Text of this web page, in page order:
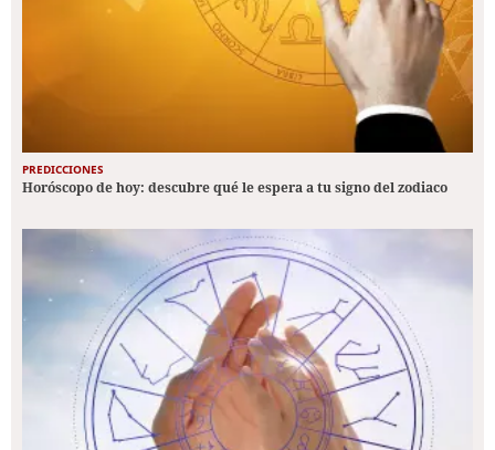
PREDICCIONES
Horóscopo de hoy: descubre qué le espera a tu signo del zodiaco